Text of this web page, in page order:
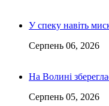
У спеку навіть
Серпень 06, 2026
На Волині
Серпень 05, 2026